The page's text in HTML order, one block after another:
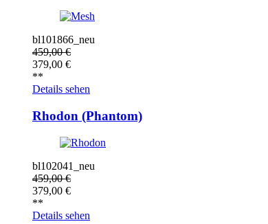
bl101866_neu
459,00€
379,00 €
**
Details sehen
Rhodon (Phantom)
bl102041_neu
459,00€
379,00 €
**
Details sehen